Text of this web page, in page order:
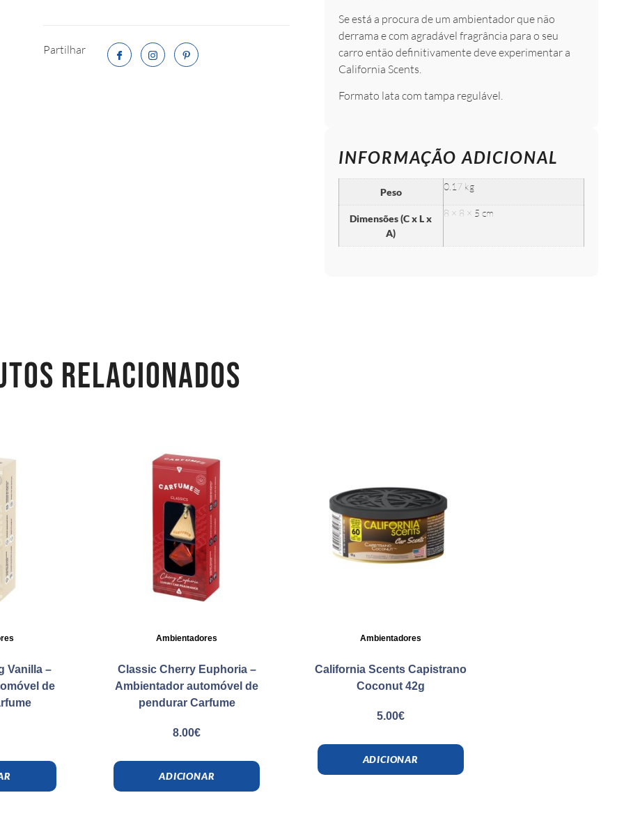
Partilhar
Se está a procura de um ambientador que não
derrama e com agradável fragrância para o seu
carro então definitivamente deve experimentar a
California Scents.
Formato lata com tampa regulável.
INFORMAÇÃO ADICIONAL
Peso 0.17 kg
Dimensões (C x L x
A)
8 × 8 × 5 cm
RELACIONADOS
Vanilla –
de
Ambientadores
Classic Cherry Euphoria –
Ambientador automóvel de
pendurar Carfume
8.00€
ADICIONAR
Ambientadores
California Scents Capistrano
Coconut 42g
5.00€
ADICIONAR